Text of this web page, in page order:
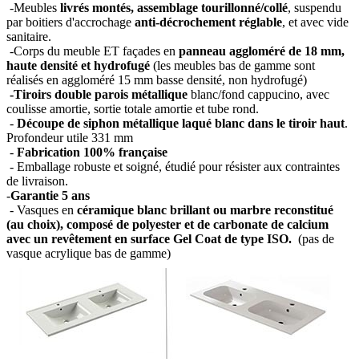
-Meubles livrés montés, assemblage tourillonné/collé, suspendu
par boitiers d'accrochage anti-décrochement réglable, et avec vide
sanitaire.
-Corps du meuble ET façades en panneau aggloméré de 18 mm,
haute densité et hydrofugé (les meubles bas de gamme sont
réalisés en aggloméré 15 mm basse densité, non hydrofugé)
-Tiroirs double parois métallique blanc/fond cappucino, avec
coulisse amortie, sortie totale amortie et tube rond.
- Découpe de siphon métallique laqué blanc dans le tiroir haut.
Profondeur utile 331 mm
- Fabrication 100% française
- Emballage robuste et soigné, étudié pour résister aux contraintes
de livraison.
-Garantie 5 ans
- Vasques en céramique blanc brillant ou marbre reconstitué
(au choix), composé de polyester et de carbonate de calcium
avec un revêtement en surface Gel Coat de type ISO. (pas de
vasque acrylique bas de gamme)